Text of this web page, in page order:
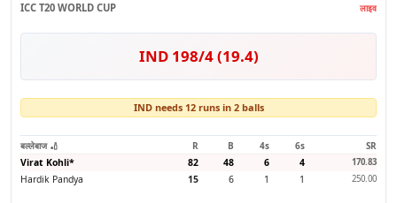
ICC T20 WORLD CUP लाइव
IND 198/4 (19.4)
IND needs 12 runs in 2 balls
बल्लेबाज 🏏 R B 4s 6s
SR
Virat Kohli* 82 48 6 4 170.83
Hardik Pandya 15 6 1 1 250.00